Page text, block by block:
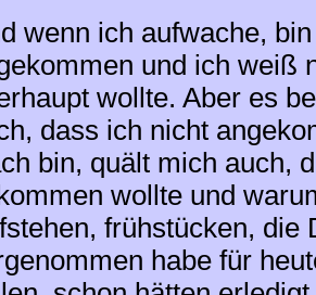
wenn ich aufwache,
und ich weiß
wollte. Aber es
dass ich nicht
bin, quält mich auch,
wollte und
frühstücken, die
habe für